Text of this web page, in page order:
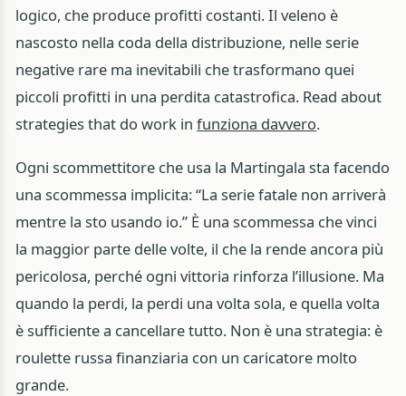
logico, che produce profitti costanti. Il veleno è
nascosto nella coda della distribuzione, nelle serie
negative rare ma inevitabili che trasformano quei
piccoli profitti in una perdita catastrofica. Read about
strategies that do work infunziona davvero.
Ogni scommettitore che usa la Martingala sta facendo
una scommessa implicita: “La serie fatale non arriverà
mentre la sto usando io.” È una scommessa che vinci
la maggior parte delle volte, il che la rende ancora più
pericolosa, perché ogni vittoria rinforza l’illusione. Ma
quando la perdi, la perdi una volta sola, e quella volta
è sufficiente a cancellare tutto. Non è una strategia: è
roulette russa finanziaria con un caricatore molto
grande.